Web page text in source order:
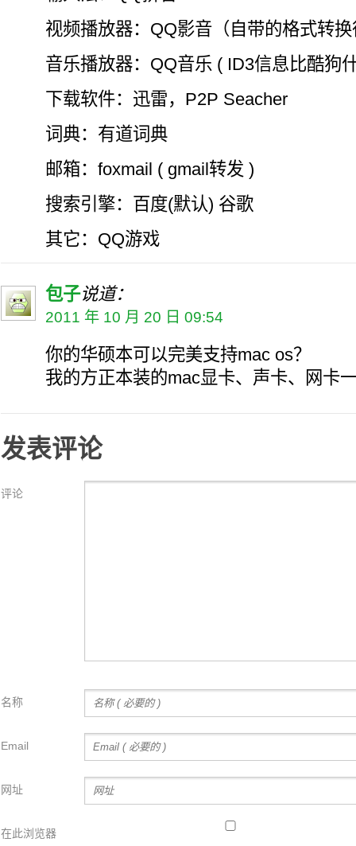
视频播放器：QQ影音（自带的格式转
音乐播放器：QQ音乐 ( ID3信息比酷狗
下载软件：迅雷，P2P Seacher
词典：有道词典
邮箱：foxmail ( gmail转发 )
搜索引擎：百度(默认) 谷歌
其它：QQ游戏
包子说道：
2011 年 10 月 20 日 09:54
你的华硕本可以完美支持mac os？
我的方正本装的mac显卡、声卡、网卡
发表评论
评论
名称
Email
网址
在此浏览器